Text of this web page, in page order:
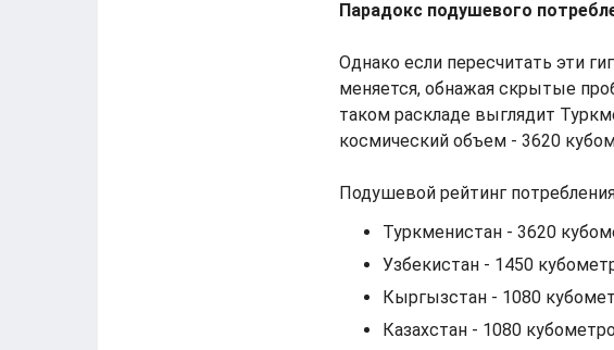
Парадокс подушевого
Однако если пересчитать эти
меняется, обнажая скрытые
таком раскладе выглядит
космический объем - 3620
Подушевой рейтинг
Туркменистан - 3620
Узбекистан - 1450
Кыргызстан - 1080
Казахстан - 1080